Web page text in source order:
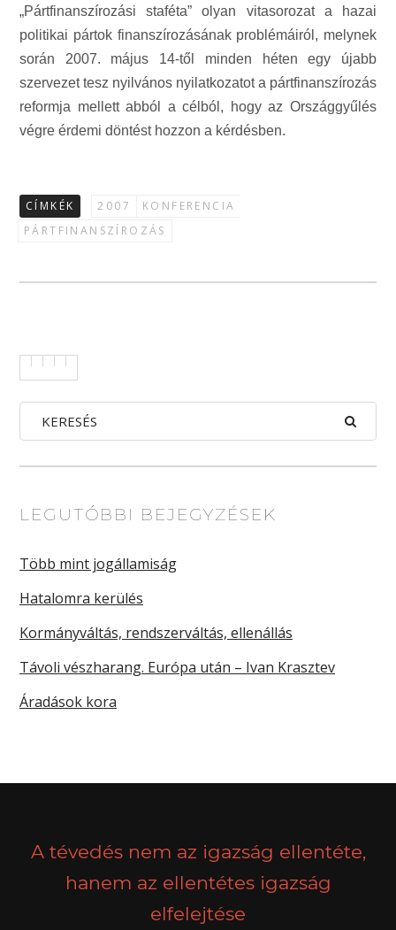
„Pártfinanszírozási staféta” olyan vitasorozat a hazai
politikai pártok finanszírozásának problémáiról, melynek
során 2007. május 14-től minden héten egy újabb
szervezet tesz nyilvános nyilatkozatot a pártfinanszírozás
reformja mellett abból a célból, hogy az Országgyűlés
végre érdemi döntést hozzon a kérdésben.
CÍMKÉK 2007
KONFERENCIA
PÁRTFINANSZÍROZÁS
LEGUTÓBBI BEJEGYZÉSEK
Több mint jogállamiság
Hatalomra kerülés
Kormányváltás, rendszerváltás, ellenállás
Távoli vészharang. Európa után – Ivan Krasztev
Áradások kora
A tévedés nem az igazság ellentéte,
hanem az ellentétes igazság
elfelejtése